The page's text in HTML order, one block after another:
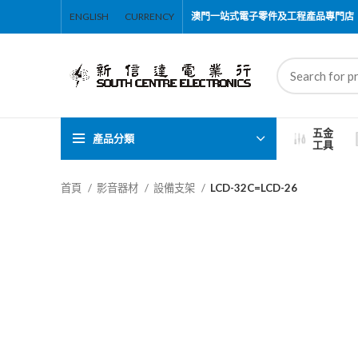
ENGLISH CURRENCY 澳門一站式電子零件及工程產品專門店
產品分類
五金
工具
首頁 影音器材 設備支架 LCD-32C=LCD-26